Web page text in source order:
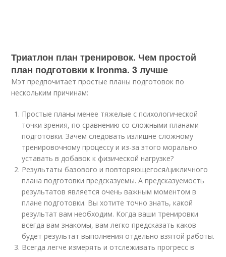
Триатлон план тренировок. Чем простой
план подготовки к Ironma. 3 лучше
Мэт предпочитает простые планы подготовок по
нескольким причинам:
Простые планы менее тяжелые с психологической
точки зрения, по сравнению со сложными планами
подготовки. Зачем следовать излишне сложному
тренировочному процессу и из-за этого морально
уставать в добавок к физической нагрузке?
Результаты базового и повторяющегося/цикличного
плана подготовки предсказуемы. А предсказуемость
результатов является очень важным моментом в
плане подготовки. Вы хотите точно знать, какой
результат вам необходим. Когда ваши тренировки
всегда вам знакомы, вам легко предсказать каков
будет результат выполнения отдельно взятой работы.
Всегда легче измерять и отслеживать прогресс в